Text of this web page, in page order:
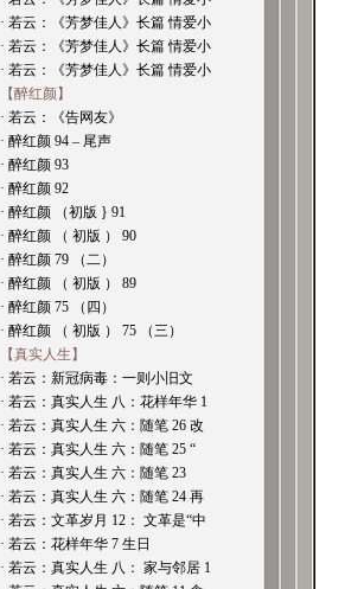
· 若云：《芳梦佳人》长篇 情爱小
· 若云：《芳梦佳人》长篇 情爱小
· 若云：《芳梦佳人》长篇 情爱小
【醉红颜】
· 若云：《告网友》
· 醉红颜 94 – 尾声
· 醉红颜 93
· 醉红颜 92
· 醉红颜 （初版 } 91
· 醉红颜 （ 初版 ） 90
· 醉红颜 79 （二）
· 醉红颜 （ 初版 ） 89
· 醉红颜 75 （四）
· 醉红颜 （ 初版 ） 75 （三）
【真实人生】
· 若云：新冠病毒：一则小旧文
· 若云：真实人生 八：花样年华 1
· 若云：真实人生 六：随笔 26 改
· 若云：真实人生 六：随笔 25 “
· 若云：真实人生 六：随笔 23
· 若云：真实人生 六：随笔 24 再
· 若云：文革岁月 12： 文革是“中
· 若云：花样年华 7 生日
· 若云：真实人生 八： 家与邻居 1